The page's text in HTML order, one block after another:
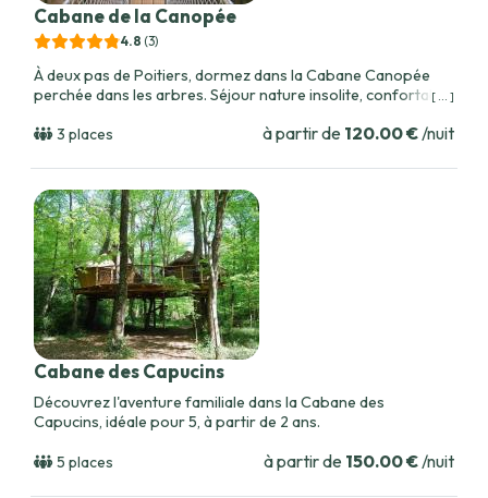
Cabane de la Canopée
4.8 (3)
À deux pas de Poitiers, dormez dans la Cabane Canopée
perchée dans les arbres. Séjour nature insolite, confortable
[ ... ]
3 places à partir de 120.00 €/nuit
Cabane des Capucins
Découvrez l'aventure familiale dans la Cabane des
Capucins, idéale pour 5, à partir de 2 ans.
5 places à partir de 150.00 €/nuit